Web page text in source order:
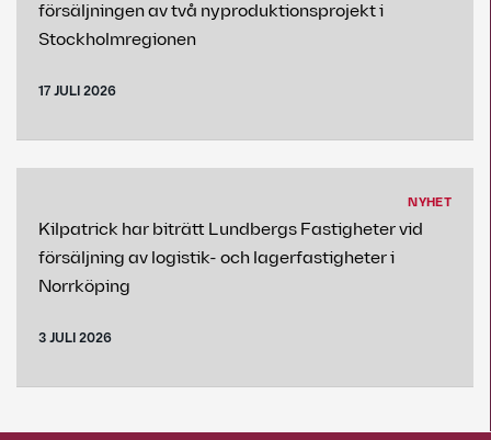
försäljningen av två nyproduktionsprojekt i
Stockholmregionen
17 JULI 2026
NYHET
Kilpatrick har biträtt Lundbergs Fastigheter vid
försäljning av logistik- och lagerfastigheter i
Norrköping
3 JULI 2026